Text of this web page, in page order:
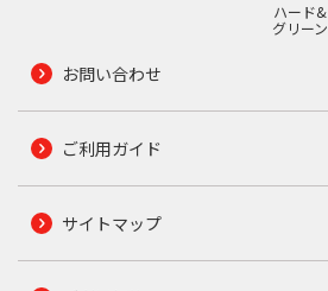
ハード&
グリーン
お問い合わせ
ご利用ガイド
サイトマップ